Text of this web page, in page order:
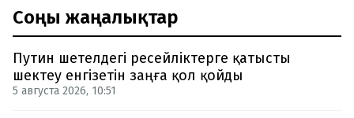
Соңғы жаңалықтар
Путин шетелдегі ресейліктерге қатысты
шектеу енгізетін заңға қол қойды
5 августа 2026, 10:51